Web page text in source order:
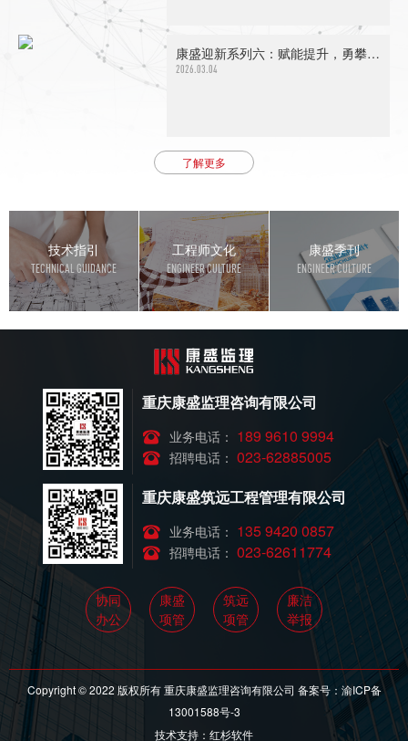
康盛迎新系列六：赋能提升，勇攀新高 | 2026年康盛监理迎春技术培训活动
2026.03.04
了解更多
技术指引
TECHNICAL GUIDANCE
工程师文化
ENGINEER CULTURE
康盛季刊
ENGINEER CULTURE
重庆康盛监理咨询有限公司
业务电话： 189 9610 9994
招聘电话： 023-62885005
重庆康盛筑远工程管理有限公司
业务电话： 135 9420 0857
招聘电话： 023-62611774
协同
办公
康盛
项管
筑远
项管
廉洁
举报
Copyright © 2022 版权所有 重庆康盛监理咨询有限公司 备案号： 渝ICP备
13001588号-3
技术支持：红杉软件